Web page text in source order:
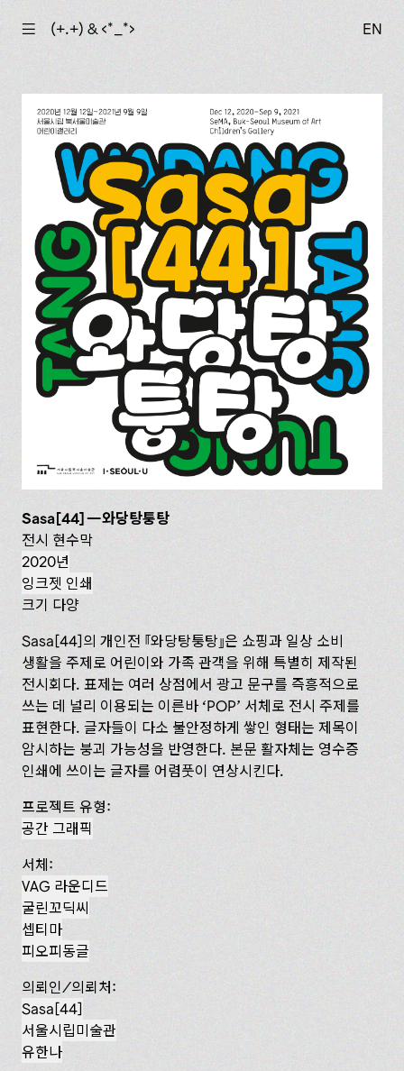
☰ (+.+) & ‹*_*› EN
Sasa[44]—와당탕퉁탕
전시 현수막
2020년
잉크젯 인쇄
크기 다양
Sasa[44]의 개인전 와당탕퉁탕 은 쇼핑과 일상 소비
생활을 주제로 어린이와 가족 관객을 위해 특별히 제작된
전시회다. 표제는 여러 상점에서 광고 문구를 즉흥적으로
쓰는 데 널리 이용되는 이른바 ‘POP’ 서체로 전시 주제를
표현한다. 글자들이 다소 불안정하게 쌓인 형태는 제목이
암시하는 붕괴 가능성을 반영한다. 본문 활자체는 영수증
인쇄에 쓰이는 글자를 어렴풋이 연상시킨다.
프로젝트 유형:
공간 그래픽
서체:
VAG 라운디드
굴린꼬딕씨
셉티마
피오피동글
의뢰인/의뢰처:
Sasa[44]
서울시립미술관
유한나